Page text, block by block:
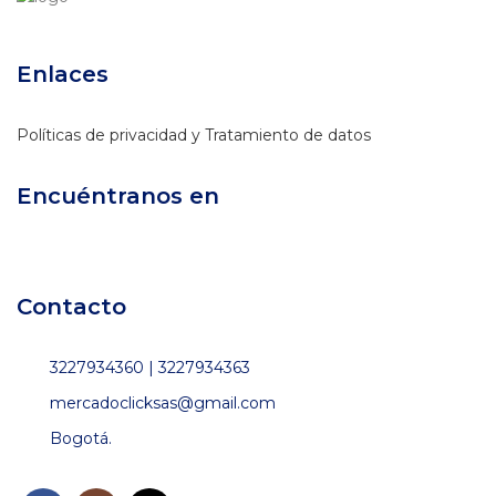
Enlaces
Políticas de privacidad y Tratamiento de datos
Encuéntranos en
Contacto
3227934360 | 3227934363
mercadoclicksas@gmail.com
Bogotá.